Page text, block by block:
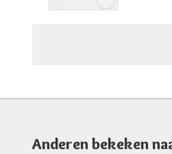
Anderen bekeken